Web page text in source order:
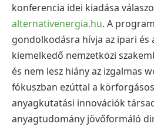
konferencia idei kiadása
alternativenergia.hu. A
gondolkodásra hívja az ipari és
kiemelkedő nemzetközi
és nem lesz hiány az izgalmas
fókuszban ezúttal a
anyagkutatási innovációk
anyagtudomány jövőformáló